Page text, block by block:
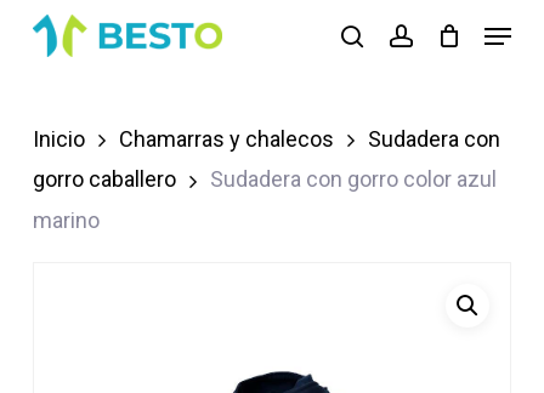
Skip
content
searchaccount
Menu
Inicio Chamarras y chalecos
Sudadera con
gorro caballero
Sudadera con gorro color azul
marino